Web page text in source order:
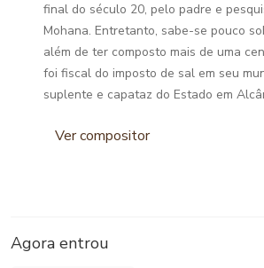
final do século 20, pelo padre e
Mohana. Entretanto, sabe-se pouco
além de ter composto mais de uma
foi fiscal do imposto de sal em seu
suplente e capataz do Estado em
Ver compositor
Agora entrou